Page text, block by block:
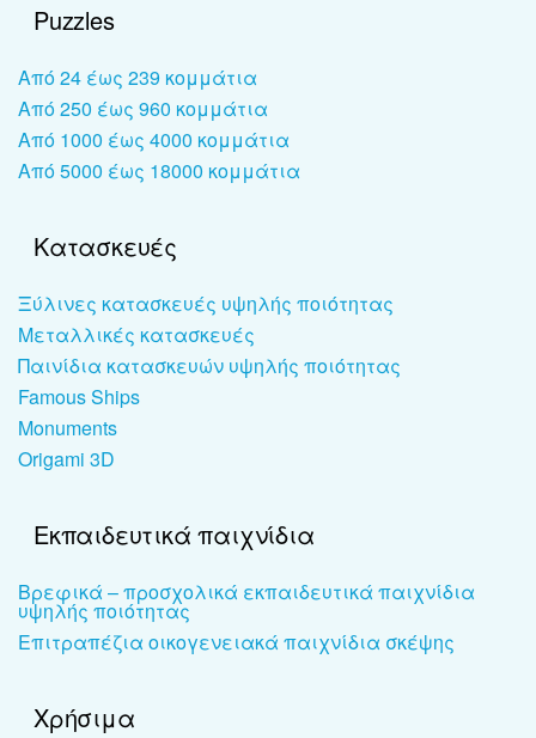
Puzzles
Από 24 έως 239 κομμάτια
Από 250 έως 960 κομμάτια
Από 1000 έως 4000 κομμάτια
Από 5000 έως 18000 κομμάτια
Κατασκευές
Ξύλινες κατασκευές υψηλής ποιότητας
Μεταλλικές κατασκευές
Παινίδια κατασκευών υψηλής ποιότητας
Famous Ships
Monuments
Origami 3D
Εκπαιδευτικά παιχνίδια
Βρεφικά – προσχολικά εκπαιδευτικά παιχνίδια
υψηλής ποιότητας
Επιτραπέζια οικογενειακά παιχνίδια σκέψης
Χρήσιμα